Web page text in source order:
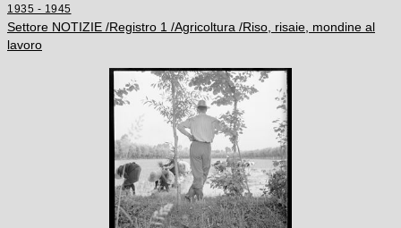
1935 - 1945
Settore NOTIZIE /Registro 1 /Agricoltura /Riso, risaie, mondine al
lavoro